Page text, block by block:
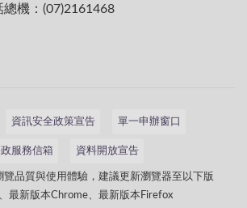
總機：(07)2161468
資訊安全政策宣告 單一申辦窗口
服務信箱 資料開放宣告
覽品質與使用體驗，建議更新瀏覽器至以下版
最新版本Chrome、最新版本Firefox